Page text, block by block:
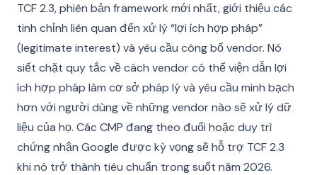
TCF 2.3, phiên bản framework mới nhất, giới thiệu các
tinh chỉnh liên quan đến xử lý “lợi ích hợp pháp”
(legitimate interest) và yêu cầu công bố vendor. Nó
siết chặt quy tắc về cách vendor có thể viện dẫn lợi
ích hợp pháp làm cơ sở pháp lý và yêu cầu minh bạch
hơn với người dùng về những vendor nào sẽ xử lý dữ
liệu của họ. Các CMP đang theo đuổi hoặc duy trì
chứng nhận Google được kỳ vọng sẽ hỗ trợ TCF 2.3
khi nó trở thành tiêu chuẩn trong suốt năm 2026.